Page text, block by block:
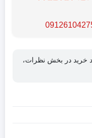
خرید در بخش نظرات،